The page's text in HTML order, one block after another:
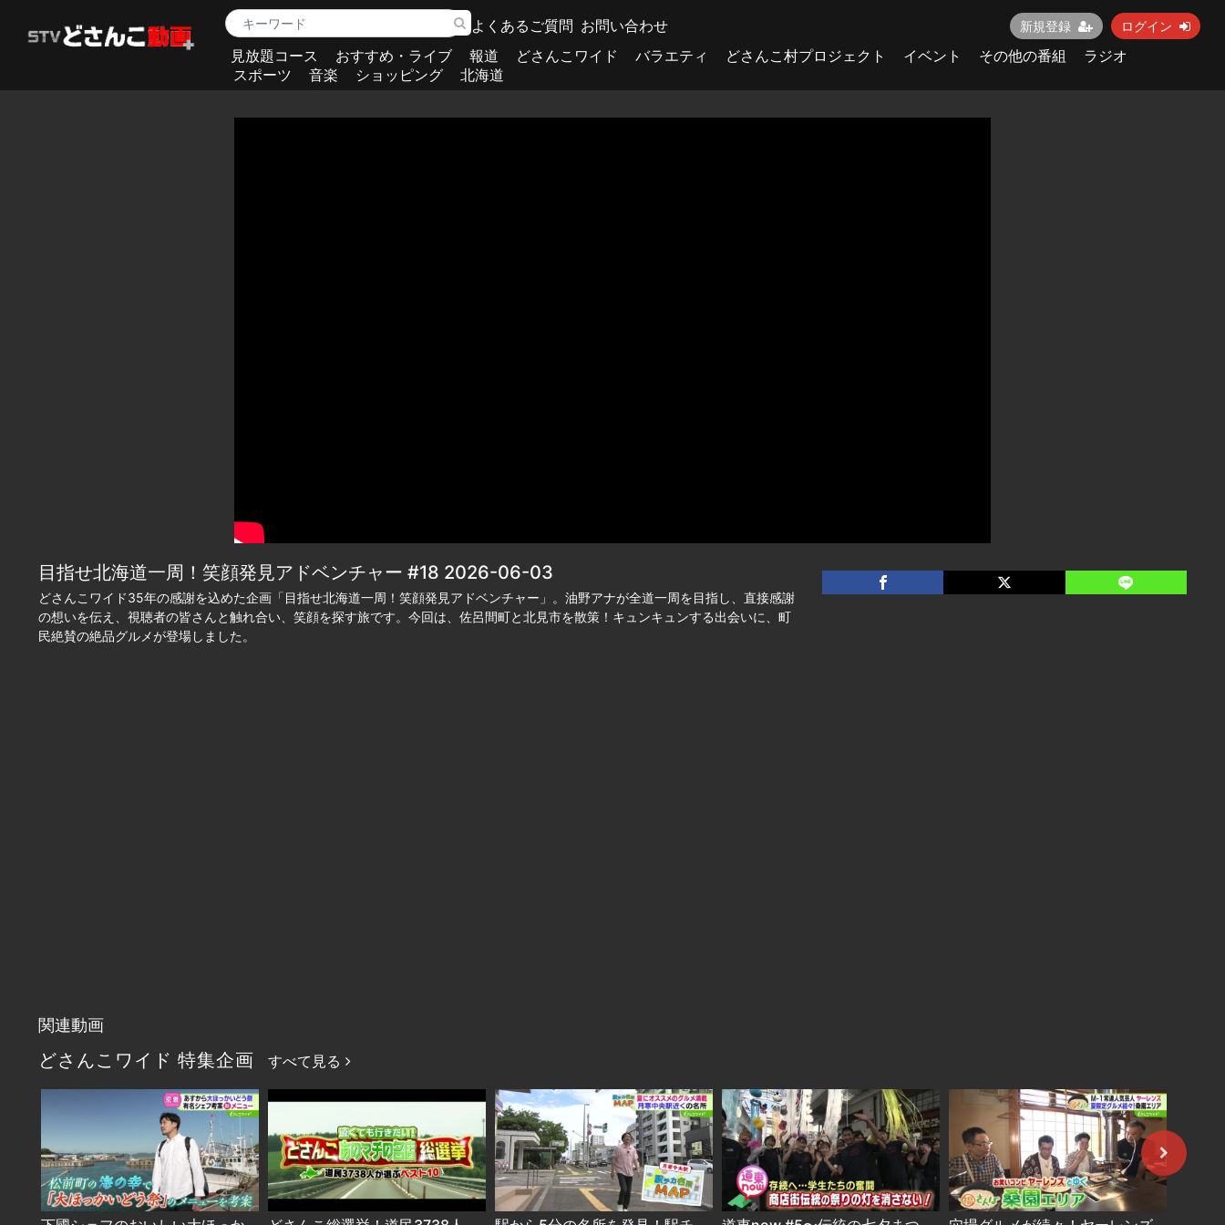
よくあるご質問 お問い合わせ 新規登録 ログイン
見放題コース おすすめ・ライブ 報道 どさんこワイド バラエティ どさんこ村プロジェクト イベント その他の番組
ラジオ
スポーツ
音楽 ショッピング 北海道
目指せ北海道一周！笑顔発見アドベンチャー #18 2026-06-03
どさんこワイド35年の感謝を込めた企画「目指せ北海道一周！笑顔発見アドベンチャー」。油野アナが全道一周を目指し、直接感謝
の想いを伝え、視聴者の皆さんと触れ合い、笑顔を探す旅です。今回は、佐呂間町と北見市を散策！キュンキュンする出会いに、町
民絶賛の絶品グルメが登場しました。
関連動画
どさんこワイド 特集企画 すべて見る